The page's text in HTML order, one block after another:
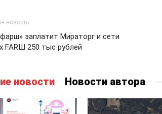
новость
заплатит Мираторг и сети
FARШ 250 тыс рублей
новости Новости автора